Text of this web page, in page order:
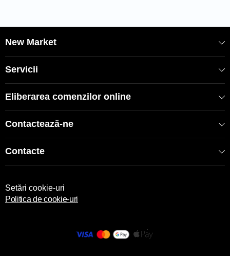
New Market
Servicii
Eliberarea comenzilor online
Contactează-ne
Contacte
Setări cookie-uri
Politica de cookie-uri